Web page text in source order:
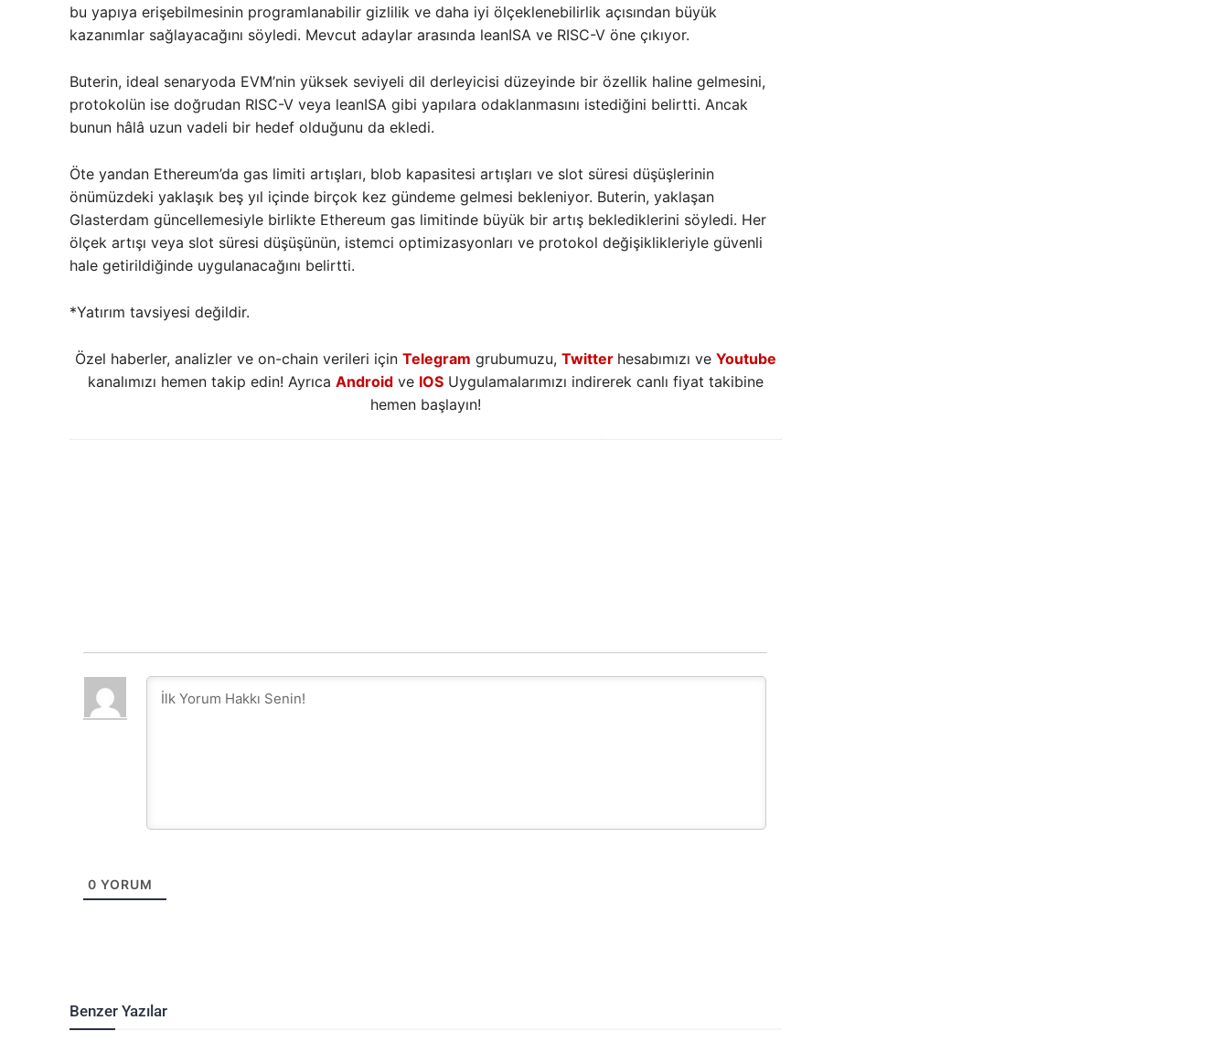
bu yapıya erişebilmesinin programlanabilir gizlilik ve daha iyi ölçeklenebilirlik açısından büyük
kazanımlar sağlayacağını söyledi. Mevcut adaylar arasında leanISA ve RISC-V öne çıkıyor.
Buterin, ideal senaryoda EVM’nin yüksek seviyeli dil derleyicisi düzeyinde bir özellik haline gelmesini,
protokolün ise doğrudan RISC-V veya leanISA gibi yapılara odaklanmasını istediğini belirtti. Ancak
bunun hâlâ uzun vadeli bir hedef olduğunu da ekledi.
Öte yandan Ethereum’da gas limiti artışları, blob kapasitesi artışları ve slot süresi düşüşlerinin
önümüzdeki yaklaşık beş yıl içinde birçok kez gündeme gelmesi bekleniyor. Buterin, yaklaşan
Glasterdam güncellemesiyle birlikte Ethereum gas limitinde büyük bir artış beklediklerini söyledi. Her
ölçek artışı veya slot süresi düşüşünün, istemci optimizasyonları ve protokol değişiklikleriyle güvenli
hale getirildiğinde uygulanacağını belirtti.
*Yatırım tavsiyesi değildir.
Özel haberler, analizler ve on-chain verileri için Telegram grubumuzu, Twitter hesabımızı ve Youtube
kanalımızı hemen takip edin! Ayrıca Androidve IOSUygulamalarımızı indirerek canlı fiyat takibine
hemen başlayın!
0 YORUM
Benzer Yazılar